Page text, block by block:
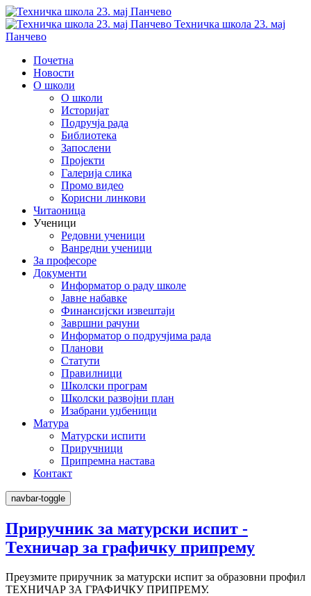
Техничка школа 23. мај
Панчево
Почетна
Новости
О школи
О школи
Историјат
Подручја рада
Библиотека
Запослени
Пројекти
Галерија слика
Промо видео
Корисни линкови
Читаоница
Ученици
Редовни ученици
Ванредни ученици
За професоре
Документи
Информатор о раду школе
Јавне набавке
Финансијски извештаји
Завршни рачуни
Информатор о подручјима рада
Планови
Статути
Правилници
Школски програм
Школски развојни план
Изабрани уџбеници
Матура
Матурски испити
Приручници
Припремна настава
Контакт
navbar-toggle
Приручник за матурски испит -
Техничар за графичку припрему
Преузмите приручник за матурски испит за образовни профил
ТЕХНИЧАР ЗА ГРАФИЧКУ ПРИПРЕМУ.